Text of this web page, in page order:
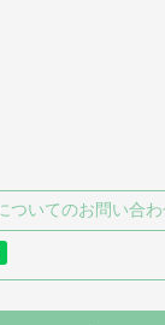
ついてのお問い合わ